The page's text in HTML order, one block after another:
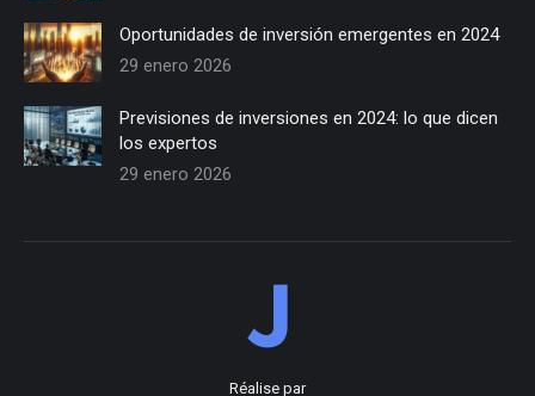
Oportunidades de inversión emergentes en 2024
29 enero 2026
Previsiones de inversiones en 2024: lo que dicen
los expertos
29 enero 2026
Réalise par